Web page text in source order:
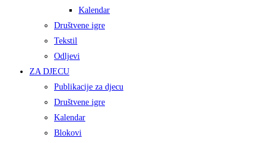
Kalendar
Društvene igre
Tekstil
Odljevi
ZA DJECU
Publikacije za djecu
Društvene igre
Kalendar
Blokovi